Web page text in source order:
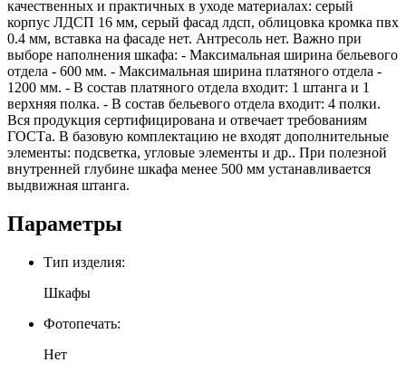
качественных и практичных в уходе материалах: серый
корпус ЛДСП 16 мм, серый фасад лдсп, облицовка кромка пвх
0.4 мм, вставка на фасаде нет. Антресоль нет. Важно при
выборе наполнения шкафа: - Максимальная ширина бельевого
отдела - 600 мм. - Максимальная ширина платяного отдела -
1200 мм. - В состав платяного отдела входит: 1 штанга и 1
верхняя полка. - В состав бельевого отдела входит: 4 полки.
Вся продукция сертифицирована и отвечает требованиям
ГОСТа. В базовую комплектацию не входят дополнительные
элементы: подсветка, угловые элементы и др.. При полезной
внутренней глубине шкафа менее 500 мм устанавливается
выдвижная штанга.
Параметры
Тип изделия:
Шкафы
Фотопечать:
Нет